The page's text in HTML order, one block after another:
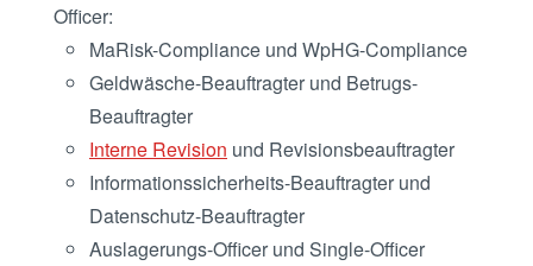
Officer:
MaRisk-Compliance und WpHG-Compliance
Geldwäsche-Beauftragter und Betrugs-
Beauftragter
Interne Revision und Revisionsbeauftragter
Informationssicherheits-Beauftragter und
Datenschutz-Beauftragter
Auslagerungs-Officer und Single-Officer